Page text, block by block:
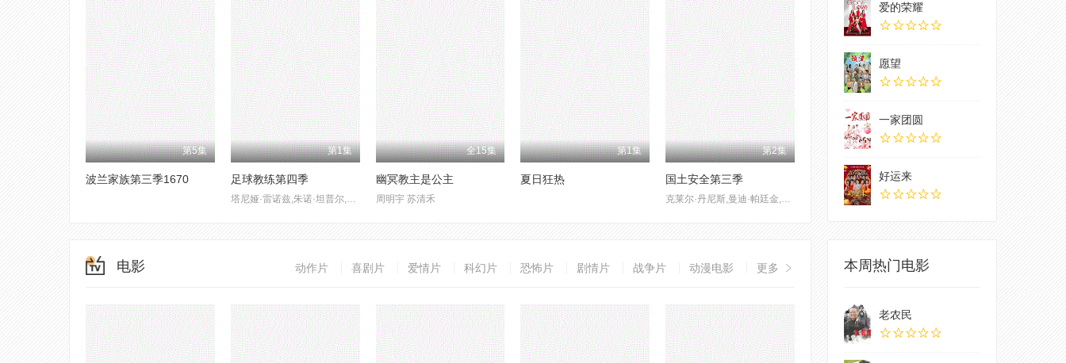
第5集
波兰家族第三季1670
第1集
足球教练第四季
全15集
幽冥教主是公主
周明宇 苏清禾
第1集
夏日狂热
第2集
国土安全第三季
爱的荣耀
愿望
一家团圆
好运来
更多
电影 动作片 喜剧片 爱情片 科幻片 恐怖片 剧情片 战争片 动漫电影 本周热门电影
老农民